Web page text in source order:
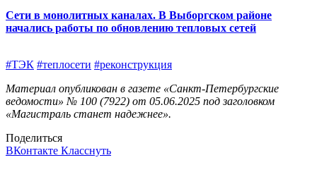
Сети в монолитных каналах. В Выборгском районе
начались работы по обновлению тепловых сетей
#ТЭК #теплосети #реконструкция
Материал опубликован в газете «Санкт-Петербургские
ведомости» № 100 (7922) от 05.06.2025 под заголовком
«Магистраль станет надежнее».
Поделиться
ВКонтакте Класснуть